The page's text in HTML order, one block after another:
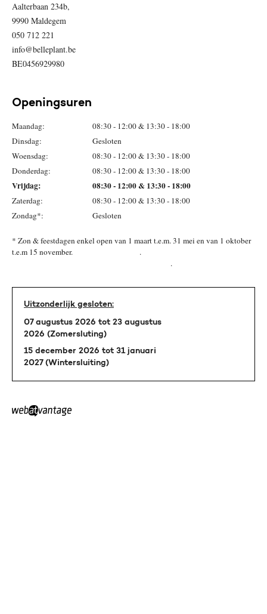
Aalterbaan 234b,
9990 Maldegem
050 712 221
info@belleplant.be
BE0456929980
Openingsuren
Maandag:
08:30 - 12:00 & 13:30 - 18:00
Dinsdag:
Gesloten
Woensdag:
08:30 - 12:00 & 13:30 - 18:00
Donderdag:
08:30 - 12:00 & 13:30 - 18:00
Vrijdag: 08:30 - 12:00 & 13:30 - 18:00
Zaterdag:
08:30 - 12:00 & 13:30 - 18:00
Zondag*:
Gesloten
* Zon & feestdagen enkel open van 1 maart t.e.m. 31 mei en van 1 oktober
t.e.m 15 november. .
.
Uitzonderlijk gesloten:
07 augustus 2026 tot 23 augustus
2026 (Zomersluting)
15 december 2026 tot 31 januari
2027 (Wintersluiting)